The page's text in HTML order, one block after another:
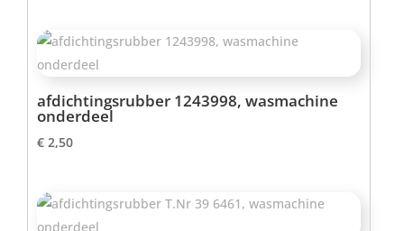
afdichtingsrubber 1243998, wasmachine
onderdeel
€ 2,50